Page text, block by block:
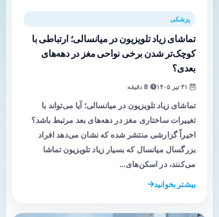
پزشکی
تماشای زیاد تلویزیون در میانسالی؛ ارتباطی با
کوچک‌تر شدن برخی نواحی مغز در دهه‌های
بعدی؟
تماشای زیاد تلویزیون در میانسالی؛ آیا می‌تواند با
تغییرات ساختاری مغز در دهه‌های بعد مرتبط باشد؟
اخیراً گزارشی منتشر شده که نشان می‌دهد افراد
بزرگسال میانسال که بسیار زیاد تلویزیون تماشا
می‌کنند، در اسکن‌های…
بیشتر بخوانید